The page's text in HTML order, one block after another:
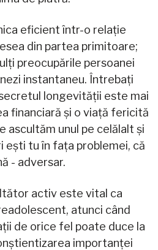
eficient într-o relație
din partea primitoare;
preocupările persoanei
instantaneu. Întrebați
longevității este mai
financiară și o viață fericită
ascultăm unul pe celălalt și
ești tu în fața problemei, că
- adversar.
activ este vital ca
atunci când
de orice fel poate duce la
importanței